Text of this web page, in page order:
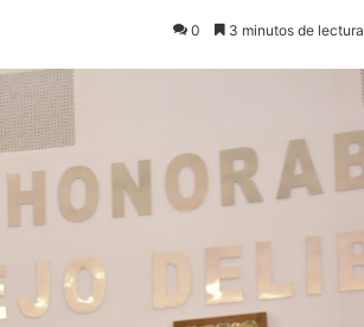
0 3 minutos de lectura